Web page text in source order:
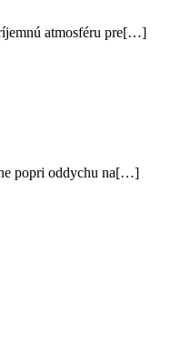
atmosféru pre[…]
popri oddychu na[…]